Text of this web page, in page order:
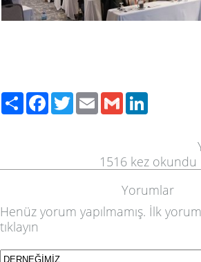
PaylaşFacebook
TwitterEmailGmail
1516 kez okundu
Yorumlar
Henüz yorum yapılmamış. İlk
tıklayın